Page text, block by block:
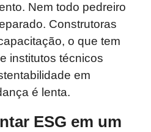
Nem todo pedreiro
Construtoras
o que tem
institutos técnicos
em
é lenta.
ESG em um